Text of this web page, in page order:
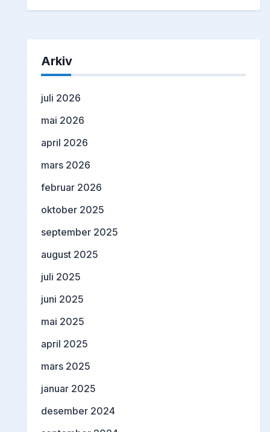
Arkiv
juli 2026
mai 2026
april 2026
mars 2026
februar 2026
oktober 2025
september 2025
august 2025
juli 2025
juni 2025
mai 2025
april 2025
mars 2025
januar 2025
desember 2024